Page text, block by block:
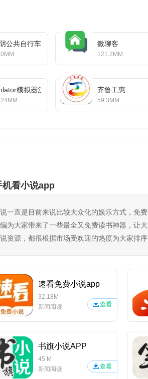
公共自行车 微聊客
121.2MM
模拟器汉化版 齐鲁工惠
59.3MM
机看小说app
一直是目前来说比较大众化的娱乐方式，免
为大家带来了一些最全又免费读书神器，让
资源，都很根据市场受欢迎的热度为大家排
速看免费小说app
32.18M
新闻阅读
查看
书旗小说APP
45 M
新闻阅读
查看